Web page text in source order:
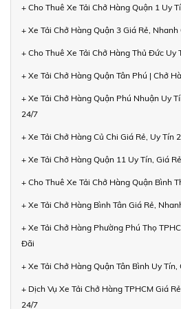
+ Cho Thuê Xe Tải Chở Hàng Quận 1 Uy
+ Xe Tải Chở Hàng Quận 3 Giá Rẻ,
+ Cho Thuê Xe Tải Chở Hàng Thủ Đức Uy
+ Xe Tải Chở Hàng Quận Tân Phú | Chở
+ Xe Tải Chở Hàng Quận Phú Nhuận Uy
24/7
+ Xe Tải Chở Hàng Củ Chi Giá Rẻ, Uy Tín
+ Xe Tải Chở Hàng Quận 11 Uy Tín, Giá
+ Cho Thuê Xe Tải Chở Hàng Quận Bình
+ Xe Tải Chở Hàng Bình Tân Giá Rẻ,
+ Xe Tải Chở Hàng Phường Phú Thọ
Đãi
+ Xe Tải Chở Hàng Quận Tân Bình Uy
+ Dịch Vụ Xe Tải Chở Hàng TPHCM Giá
24/7